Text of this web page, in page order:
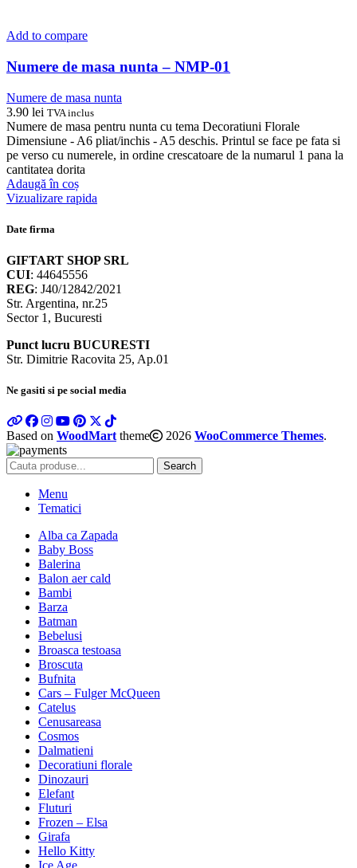
Add to compare
Numere de masa nunta – NMP-01
Numere de masa nunta
3.90 lei TVA inclus
Numere de masa pentru nunta cu tema Decoratiuni Florale
Dimensiune - A6 pliat/inchis - A5 deschis. Printul se face pe fata si
pe verso cu numerele, in ordine crescatoare de la numarul 1 pana la
cantitatea dorita
Adaugă în coș
Vizualizare rapida
Date firma
GIFTART SHOP SRL
CUI: 44645556
REG: J40/12842/2021
Str. Argentina, nr.25
Sector 1, Bucuresti
Punct lucru BUCURESTI
Str. Dimitrie Racovita 25, Ap.01
Ne gasiti si pe social media
Based on WoodMart theme 2026 WooCommerce Themes.
Search
Menu
Tematici
Alba ca Zapada
Baby Boss
Balerina
Balon aer cald
Bambi
Barza
Batman
Bebelusi
Broasca testoasa
Broscuta
Bufnita
Cars – Fulger McQueen
Catelus
Cenusareasa
Cosmos
Dalmatieni
Decoratiuni florale
Dinozauri
Elefant
Fluturi
Frozen – Elsa
Girafa
Hello Kitty